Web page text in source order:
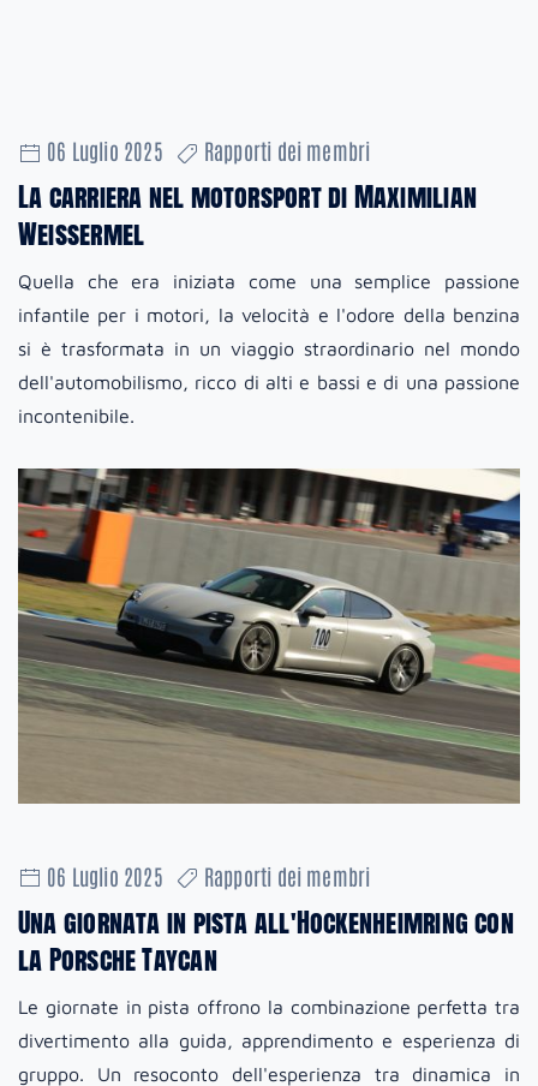
06 Luglio 2025 Rapporti dei membri
La carriera nel motorsport di Maximilian
Weissermel
Quella che era iniziata come una semplice passione
infantile per i motori, la velocità e l'odore della benzina
si è trasformata in un viaggio straordinario nel mondo
dell'automobilismo, ricco di alti e bassi e di una passione
incontenibile.
06 Luglio 2025 Rapporti dei membri
Una giornata in pista all'Hockenheimring con
la Porsche Taycan
Le giornate in pista offrono la combinazione perfetta tra
divertimento alla guida, apprendimento e esperienza di
gruppo. Un resoconto dell'esperienza tra dinamica in